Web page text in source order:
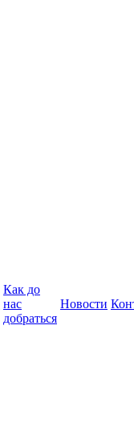
Как до
нас
добраться
Новости